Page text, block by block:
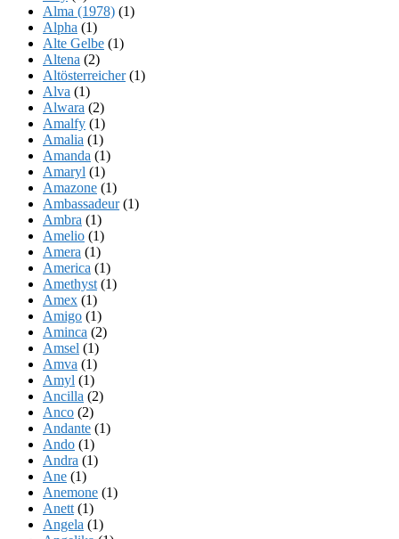
Alma (1978) (1)
Alpha (1)
Alte Gelbe (1)
Altena (2)
Altösterreicher(1)
Alva (1)
Alwara (2)
Amalfy (1)
Amalia (1)
Amanda (1)
Amaryl (1)
Amazone (1)
Ambassadeur(1)
Ambra (1)
Amelio (1)
Amera (1)
America (1)
Amethyst (1)
Amex (1)
Amigo (1)
Aminca (2)
Amsel (1)
Amva (1)
Amyl (1)
Ancilla (2)
Anco (2)
Andante (1)
Ando (1)
Andra (1)
Ane (1)
Anemone (1)
Anett (1)
Angela (1)